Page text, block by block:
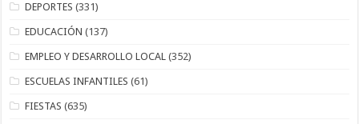
DEPORTES (331)
EDUCACIÓN (137)
EMPLEO Y DESARROLLO LOCAL (352)
ESCUELAS INFANTILES (61)
FIESTAS (635)